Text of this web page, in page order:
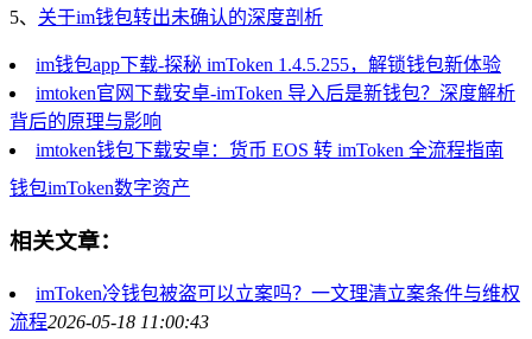
5、 关于im钱包转出未确认的深度剖析
im钱包app下载-探秘 imToken 1.4.5.255，解锁钱包新体验
imtoken官网下载安卓-imToken 导入后是新钱包？深度解析
背后的原理与影响
imtoken钱包下载安卓：货币 EOS 转 imToken 全流程指南
钱包imToken数字资产
相关文章：
imToken冷钱包被盗可以立案吗？一文理清立案条件与维权
流程2026-05-18 11:00:43